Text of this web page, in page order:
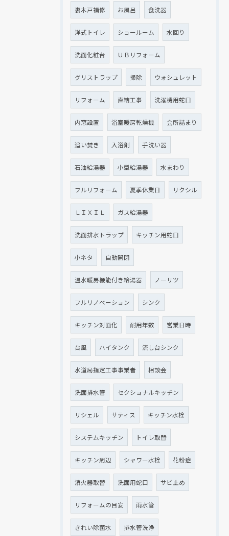
裏木戸補修 お風呂 食洗器
洋式トイレ ショールーム 水回り
洗面化粧台 ＵＢリフォーム
グリストラップ 掃除 ウォシュレット
リフォーム 直結工事 洗濯機用蛇口
内窓設置 浴室暖房乾燥機 会所詰まり
追い焚き 入浴剤 手洗い器
石油給湯器 小型給湯器 水まわり
フルリフォーム 夏季休業日 リクシル
ＬＩＸＩＬ ガス給湯器
洗面排水トラップ キッチン用蛇口
小ネタ 自動開閉
温水暖房機能付き給湯器 ノーリツ
フルリノベーション シンク
キッチン対面化 耐用年数 営業日時
台風 ハイタンク 流し台シンク
水道局指定工事事業者 相談会
洗面排水管 セクショナルキッチン
リシェル サティス キッチン水栓
システムキッチン トイレ取替
キッチン周辺 シャワー水栓 花粉症
消火器取替 洗面用蛇口 サビ止め
リフォームの目安 雨水管
きれい除菌水 排水管洗浄